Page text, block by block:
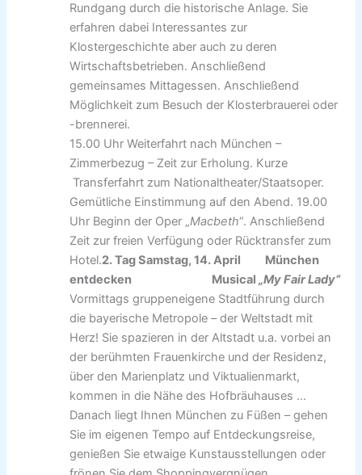
Rundgang durch die historische Anlage. Sie
erfahren dabei Interessantes zur
Klostergeschichte aber auch zu deren
Wirtschaftsbetrieben. Anschließend
gemeinsames Mittagessen. Anschließend
Möglichkeit zum Besuch der Klosterbrauerei oder
-brennerei.
15.00 Uhr Weiterfahrt nach München –
Zimmerbezug – Zeit zur Erholung. Kurze
Transferfahrt zum Nationaltheater/Staatsoper.
Gemütliche Einstimmung auf den Abend. 19.00
Uhr Beginn der Oper „Macbeth“. Anschließend
Zeit zur freien Verfügung oder Rücktransfer zum
Hotel.2. Tag Samstag, 14. April München
entdecken Musical„My Fair Lady“
Vormittags gruppeneigene Stadtführung durch
die bayerische Metropole – der Weltstadt mit
Herz! Sie spazieren in der Altstadt u.a. vorbei an
der berühmten Frauenkirche und der Residenz,
über den Marienplatz und Viktualienmarkt,
kommen in die Nähe des Hofbräuhauses …
Danach liegt Ihnen München zu Füßen – gehen
Sie im eigenen Tempo auf Entdeckungsreise,
genießen Sie etwaige Kunstausstellungen oder